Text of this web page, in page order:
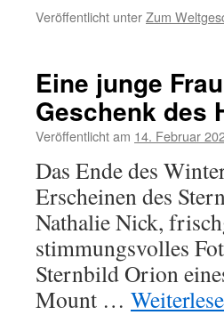
Veröffentlicht unterZum
Eine junge
Geschenk des
Veröffentlicht am 14. Februar
Das Ende des
Erscheinen des
Nathalie Nick,
stimmungsvolles
Sternbild Orion
Mount …